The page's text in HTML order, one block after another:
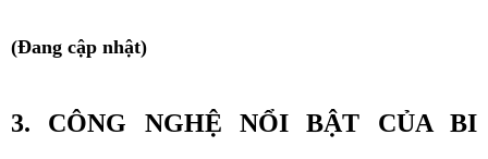
(Đang cập nhật)
3. CÔNG NGHỆ NỔI BẬT CỦA BI